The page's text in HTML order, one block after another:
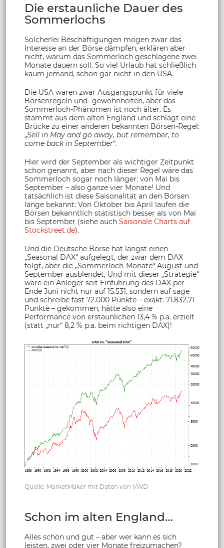
Die erstaunliche Dauer des
Sommerlochs
Solcherlei Beschäftigungen mögen zwar das
Interesse an der Börse dämpfen, erklären aber
nicht, warum das Sommerloch geschlagene zwei
Monate dauern soll. So viel Urlaub hat schließlich
kaum jemand, schon gar nicht in den USA.
Die USA waren zwar Ausgangspunkt für viele
Börsenregeln und -gewohnheiten, aber das
Sommerloch-Phänomen ist noch älter. Es
stammt aus dem alten England und schlägt eine
Brücke zu einer anderen bekannten Börsen-Regel:
„Sell in May and go away, but remember, to
come back in September“.
Hier wird der September als wichtiger Zeitpunkt
schon genannt, aber nach dieser Regel wäre das
Sommerloch sogar noch länger: von Mai bis
September – also ganze vier Monate! Und
tatsächlich ist diese Saisonalität an den Börsen
lange bekannt: Von Oktober bis April laufen die
Börsen bekanntlich statistisch besser als von Mai
bis September (siehe auch Saisonale Charts auf
Stockstreet.de).
Und die Deutsche Börse hat längst einen
„Seasonal DAX“ aufgelegt, der zwar dem DAX
folgt, aber die „Sommerloch-Monate“ August und
September ausblendet, Und mit dieser „Strategie“
wäre ein Anleger seit Einführung des DAX per
Ende Juni nicht nur auf 15.531, sondern auf sage
und schreibe fast 72.000 Punkte – exakt: 71.832,71
Punkte – gekommen, hätte also eine
Performance von erstaunlichen 13,4 % p.a. erzielt
(statt „nur“ 8,2 % p.a. beim richtigen DAX)!
Quelle: MarketMaker mit Daten von VWD
Schon im alten England…
Alles schön und gut – aber wer kann es sich
leisten, zwei oder vier Monate freizumachen?